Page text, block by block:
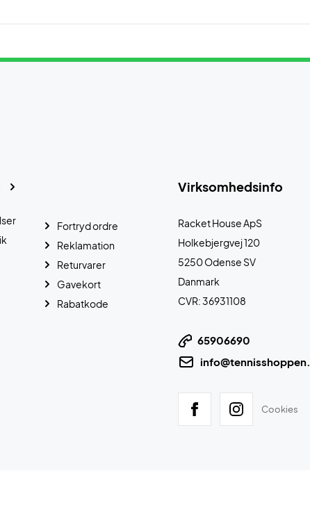
Virksomhedsinfo
Racket House ApS
Holkebjergvej 120
5250 Odense SV
Danmark
CVR: 36931108
65906690
Cookies
Fortryd ordre
Reklamation
Returvarer
Gavekort
Rabatkode